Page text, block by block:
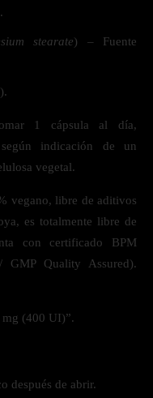
stearate) – Fuente
).
1 cápsula al día,
indicación de un
vegetal.
vegano, libre de aditivos
es totalmente libre de
con certificado BPM
GMP Quality Assured).
mg (400 UI)”.
después de abrir.